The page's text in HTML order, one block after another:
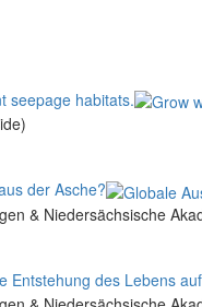
seepage habitats.
der Asche?
& Niedersächsische
Entstehung des Lebens